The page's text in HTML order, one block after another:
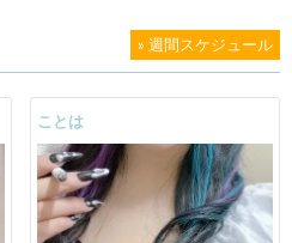
» 週間スケジュール
ことは